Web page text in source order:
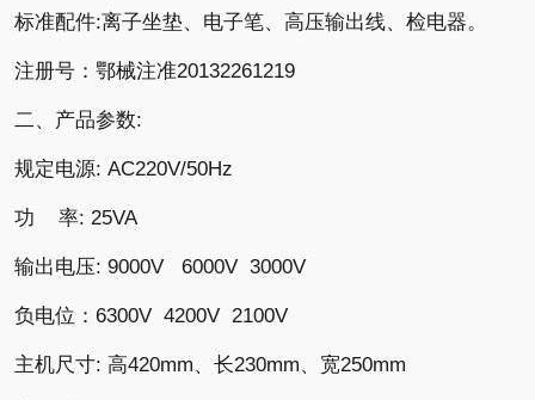
标准配件:离子坐垫、电子笔、高压输出线、检电器。
注册号：鄂械注准20132261219
二、产品参数:
规定电源: AC220V/50Hz
功 率: 25VA
输出电压: 9000V 6000V 3000V
负电位：6300V 4200V 2100V
主机尺寸: 高420mm、长230mm、宽250mm